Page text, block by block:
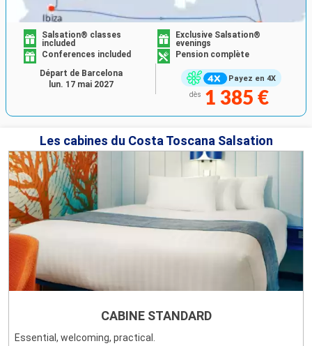
Payez en 4X
Salsation® classes
included
Exclusive Salsation®
evenings
Conferences included
Pension complète
dès 1 385 €
Départ de Barcelona
lun. 17 mai 2027
Les cabines du Costa Toscana Salsation
CABINE STANDARD
Essential, welcoming, practical.